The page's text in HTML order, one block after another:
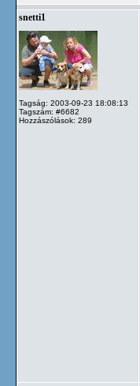
snetti1
Tagság: 2003-09-23 18:08:13
Tagszám: #6682
Hozzászólások: 289